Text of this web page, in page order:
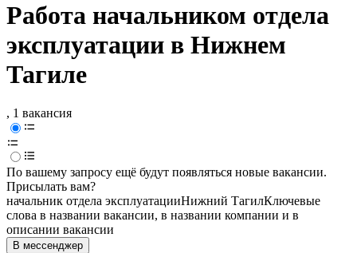
Работа начальником отдела
эксплуатации в Нижнем
Тагиле
, 1 вакансия
По вашему запросу ещё будут появляться новые вакансии.
Присылать вам?
начальник отдела эксплуатацииНижний ТагилКлючевые
слова в названии вакансии, в названии компании и в
описании вакансии
В мессенджер